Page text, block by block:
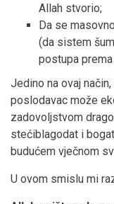
Allah stvorio;
Da se
(da sistem
postupa prema
Jedino na ovaj
poslodavac može
zadovoljstvom
stećiblagodat i
budućem vječnom
U ovom smislu mi